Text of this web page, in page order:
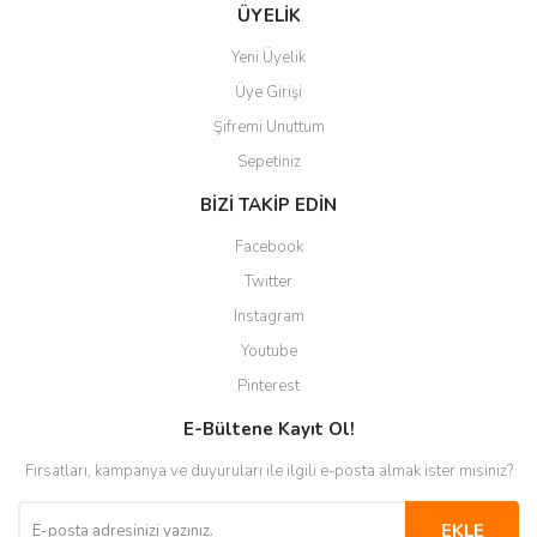
Gönder
ÜYELİK
Yeni Üyelik
Üye Girişi
Şifremi Unuttum
Sepetiniz
BİZİ TAKİP EDİN
Facebook
Twitter
Instagram
Youtube
Pinterest
E-Bültene Kayıt Ol!
Fırsatları, kampanya ve duyuruları ile ilgili e-posta almak ister misiniz?
EKLE